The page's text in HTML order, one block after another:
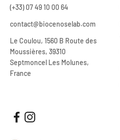
(+33) 07 49 10 00 64
contact@biocenoselab.com
Le Coulou, 1560 B Route des
Moussières, 39310
Septmoncel Les Molunes,
France